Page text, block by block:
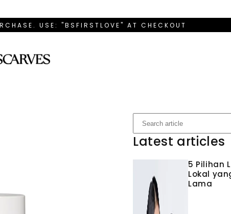
USE: "BSFIRSTLOVE" AT CHECKOUT
Latest articles
5 Pilihan
Lokal
Lama